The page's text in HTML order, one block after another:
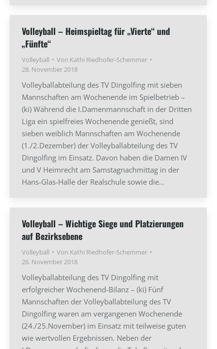
Volleyball – Heimspieltag für „Vierte“ und
„Fünfte“
Volleyball Von Kathi Riedhofer-Schemmer
28. November 2018
Volleyballabteilung des TV Dingolfing mit sieben
Mannschaften am Wochenende im Spielbetrieb –
(ki) Während die I.Damenmannschaft in der Dritten
Liga ein spielfreies Wochenende genießt, sind
sieben weiblich Mannschaften am Wochenende
(1./2.Dezember) der Volleyballabteilung des TV
Dingolfing im Einsatz. Davon haben die Damen IV
und V Heimrecht am Samstagnachmittag in der
Hans-Glas-Halle der Realschule sowie die…
Volleyball – Wichtige Siege und Platzierungen
auf Bezirksebene
Volleyball Von Kathi Riedhofer-Schemmer
26. November 2018
Volleyballabteilung des TV Dingolfing mit
erfolgreicher Wochenend-Bilanz – (ki) Fünf
Mannschaften der Volleyballabteilung des TV
Dingolfing waren am vergangenen Wochenende
(24./25.November) im Einsatz mit teilweise guten
wie wertvollen Ergebnissen. Neben der